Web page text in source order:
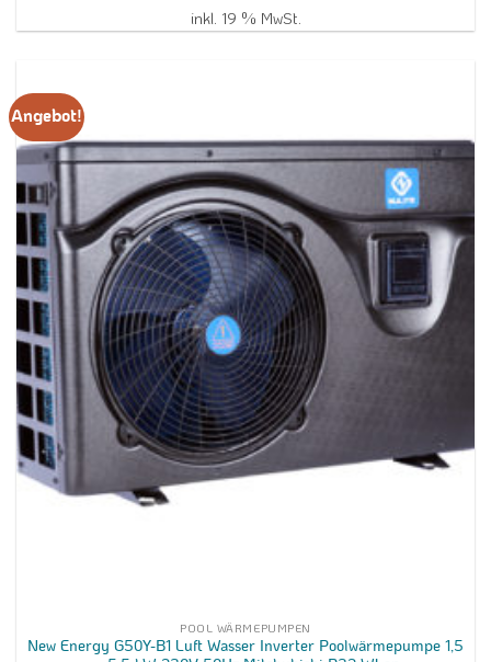
2.223,00 € 1.699,00 €.
inkl. 19 % MwSt.
Angebot!
POOL WÄRMEPUMPEN
New Energy G50Y-B1 Luft Wasser Inverter Poolwärmepumpe 1,5